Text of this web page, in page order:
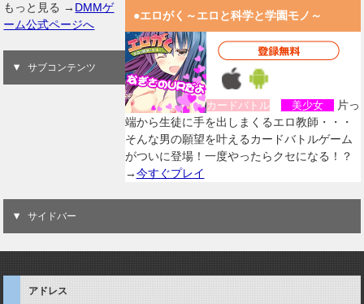
●エロがく～エロと科学と学園モノ～
カードバトル 美少女
片っ
端から生徒に手を出しまくるエロ教師・・・
そんな男の願望を叶えるカードバトルゲーム
がついに登場！一度やったらクセになる！？
→今すぐプレイ
もっと見る → DMMゲ
ーム公式ページへ
サブコンテンツ
サイドバー
アドレス